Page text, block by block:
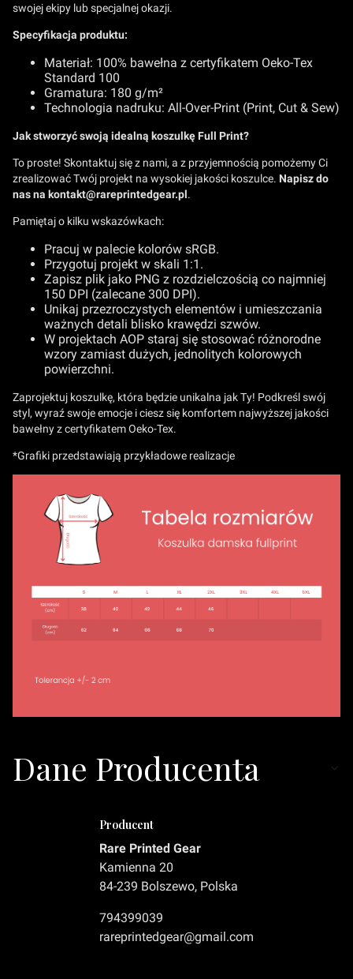
swojej ekipy lub specjalnej okazji.
Specyfikacja produktu:
Materiał: 100% bawełna z certyfikatem Oeko-Tex
Standard 100
Gramatura: 180 g/m²
Technologia nadruku: All-Over-Print (Print, Cut & Sew)
Jak stworzyć swoją idealną koszulkę Full Print?
To proste! Skontaktuj się z nami, a z przyjemnością pomożemy Ci
zrealizować Twój projekt na wysokiej jakości koszulce. Napisz do
nas na kontakt@rareprintedgear.pl.
Pamiętaj o kilku wskazówkach:
Pracuj w palecie kolorów sRGB.
Przygotuj projekt w skali 1:1.
Zapisz plik jako PNG z rozdzielczością co najmniej
150 DPI (zalecane 300 DPI).
Unikaj przezroczystych elementów i umieszczania
ważnych detali blisko krawędzi szwów.
W projektach AOP staraj się stosować różnorodne
wzory zamiast dużych, jednolitych kolorowych
powierzchni.
Zaprojektuj koszulkę, która będzie unikalna jak Ty! Podkreśl swój
styl, wyraź swoje emocje i ciesz się komfortem najwyższej jakości
bawełny z certyfikatem Oeko-Tex.
*Grafiki przedstawiają przykładowe realizacje
Dane Producenta
Producent
Rare Printed Gear
Kamienna 20
84-239 Bolszewo, Polska
794399039
rareprintedgear@gmail.com